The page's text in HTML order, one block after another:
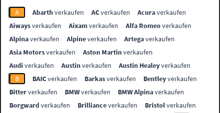
A Abarthverkaufen ACverkaufen Acuraverkaufen
Aiwaysverkaufen Aixamverkaufen Alfa Romeoverkaufen
Alpinaverkaufen Alpineverkaufen Artegaverkaufen
Asia Motorsverkaufen Aston Martinverkaufen
Audi verkaufen Austinverkaufen Austin Healeyverkaufen
B
BAICverkaufen Barkasverkaufen Bentleyverkaufen
Bitterverkaufen BMWverkaufen BMW Alpinaverkaufen
Borgwardverkaufen Brillianceverkaufen Bristolverkaufen